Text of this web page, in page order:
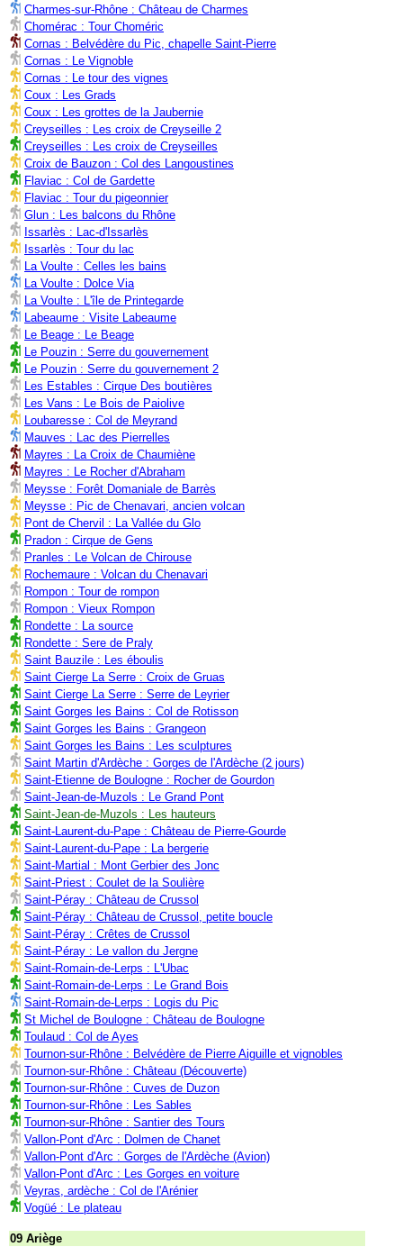
Charmes-sur-Rhône : Château de Charmes
Chomérac : Tour Choméric
Cornas : Belvédère du Pic, chapelle Saint-Pierre
Cornas : Le Vignoble
Cornas : Le tour des vignes
Coux : Les Grads
Coux : Les grottes de la Jaubernie
Creyseilles : Les croix de Creyseille 2
Creyseilles : Les croix de Creyseilles
Croix de Bauzon : Col des Langoustines
Flaviac : Col de Gardette
Flaviac : Tour du pigeonnier
Glun : Les balcons du Rhône
Issarlès : Lac-d'Issarlès
Issarlès : Tour du lac
La Voulte : Celles les bains
La Voulte : Dolce Via
La Voulte : L'île de Printegarde
Labeaume : Visite Labeaume
Le Beage : Le Beage
Le Pouzin : Serre du gouvernement
Le Pouzin : Serre du gouvernement 2
Les Estables : Cirque Des boutières
Les Vans : Le Bois de Paiolive
Loubaresse : Col de Meyrand
Mauves : Lac des Pierrelles
Mayres : La Croix de Chaumiène
Mayres : Le Rocher d'Abraham
Meysse : Forêt Domaniale de Barrès
Meysse : Pic de Chenavari, ancien volcan
Pont de Chervil : La Vallée du Glo
Pradon : Cirque de Gens
Pranles : Le Volcan de Chirouse
Rochemaure : Volcan du Chenavari
Rompon : Tour de rompon
Rompon : Vieux Rompon
Rondette : La source
Rondette : Sere de Praly
Saint Bauzile : Les éboulis
Saint Cierge La Serre : Croix de Gruas
Saint Cierge La Serre : Serre de Leyrier
Saint Gorges les Bains : Col de Rotisson
Saint Gorges les Bains : Grangeon
Saint Gorges les Bains : Les sculptures
Saint Martin d'Ardèche : Gorges de l'Ardèche (2 jours)
Saint-Etienne de Boulogne : Rocher de Gourdon
Saint-Jean-de-Muzols : Le Grand Pont
Saint-Jean-de-Muzols : Les hauteurs
Saint-Laurent-du-Pape : Château de Pierre-Gourde
Saint-Laurent-du-Pape : La bergerie
Saint-Martial : Mont Gerbier des Jonc
Saint-Priest : Coulet de la Soulière
Saint-Péray : Château de Crussol
Saint-Péray : Château de Crussol, petite boucle
Saint-Péray : Crêtes de Crussol
Saint-Péray : Le vallon du Jergne
Saint-Romain-de-Lerps : L'Ubac
Saint-Romain-de-Lerps : Le Grand Bois
Saint-Romain-de-Lerps : Logis du Pic
St Michel de Boulogne : Château de Boulogne
Toulaud : Col de Ayes
Tournon-sur-Rhône : Belvédère de Pierre Aiguille et vignobles
Tournon-sur-Rhône : Château (Découverte)
Tournon-sur-Rhône : Cuves de Duzon
Tournon-sur-Rhône : Les Sables
Tournon-sur-Rhône : Santier des Tours
Vallon-Pont d'Arc : Dolmen de Chanet
Vallon-Pont d'Arc : Gorges de l'Ardèche (Avion)
Vallon-Pont d'Arc : Les Gorges en voiture
Veyras, ardèche : Col de l'Arénier
Vogüé : Le plateau
09 Ariège